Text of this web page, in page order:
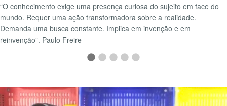
“O conhecimento exige uma presença curiosa do sujeito em face do
mundo. Requer uma ação transformadora sobre a realidade.
Demanda uma busca constante. Implica em invenção e em
reinvenção”. Paulo Freire